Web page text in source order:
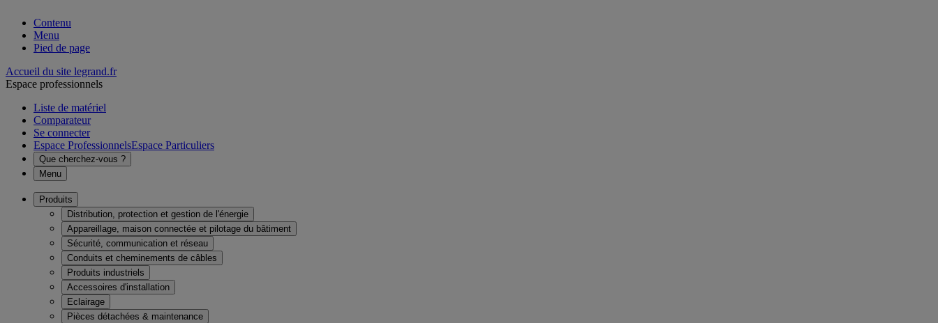
Contenu
Menu
Pied de page
Accueil du site legrand.fr
Espace professionnels
Liste de matériel
Comparateur
Se connecter
Espace ProfessionnelsEspace Particuliers
Que cherchez-vous ?
Menu
Produits
Distribution, protection et gestion de l'énergie
Appareillage, maison connectée et pilotage du bâtiment
Sécurité, communication et réseau
Conduits et cheminements de câbles
Produits industriels
Accessoires d'installation
Eclairage
Pièces détachées & maintenance